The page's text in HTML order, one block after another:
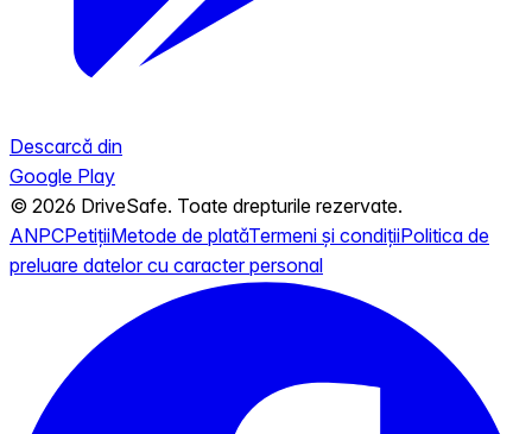
Descarcă din
Google Play
© 2026 DriveSafe. Toate drepturile rezervate.
ANPCPetițiiMetode de platăTermeni și condițiiPolitica de
preluare datelor cu caracter personal